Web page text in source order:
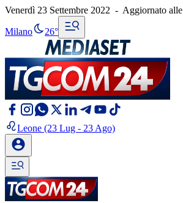
Venerdì 23 Settembre 2022 - Aggiornato alle
Milano 26°
Leone (23 Lug - 23 Ago)